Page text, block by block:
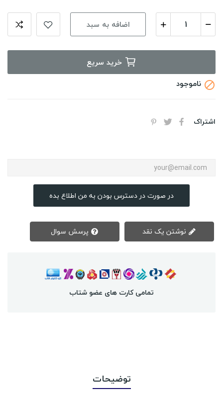
اضافه به سبد
خرید سریع
 ناموجود
اشتراک
در صورت در دسترس بودن به من اطلاع بده
تمامی کارت های عضو شتاب
توضیحات